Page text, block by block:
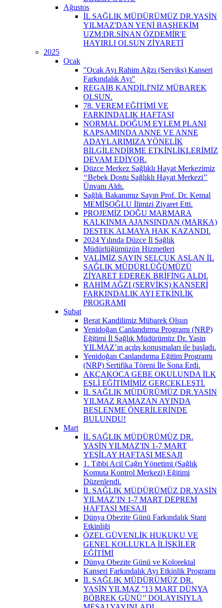
Ağustos
İL SAĞLIK MÜDÜRÜMÜZ DR.YASİN
YILMAZ'DAN YENİ BAŞHEKİM
UZM:DR.SİNAN ÖZDEMİR'E
HAYIRLI OLSUN ZİYARETİ
2025
Ocak
"Ocak Ayı Rahim Ağzı (Serviks) Kanseri
Farkındalık Ayı"
REGAİB KANDİLİ'NİZ MÜBAREK
OLSUN.
78. VEREM EĞİTİMİ VE
FARKINDALIK HAFTASI
NORMAL DOĞUM EYLEM PLANI
KAPSAMINDA ANNE VE ANNE
ADAYLARIMIZA YÖNELİK
BİLGİLENDİRME ETKİNLİKLERİMİZ
DEVAM EDİYOR.
Düzce Merkez Sağlıklı Hayat Merkezimiz
‘‘Bebek Dostu Sağlıklı Hayat Merkezi’’
Ünvanı Aldı.
Sağlık Bakanımız Sayın Prof. Dr. Kemal
MEMİŞOĞLU İlimizi Ziyaret Etti.
PROJEMİZ DOĞU MARMARA
KALKINMA AJANSINDAN (MARKA)
DESTEK ALMAYA HAK KAZANDI.
2024 Yılında Düzce İl Sağlık
Müdürlüğümüzün Hizmetleri
VALİMİZ SAYIN SELÇUK ASLAN İL
SAĞLIK MÜDÜRLÜĞÜMÜZÜ
ZİYARET EDEREK BRİFİNG ALDI.
RAHİM AĞZI (SERVİKS) KANSERİ
FARKINDALIK AYI ETKİNLİK
PROGRAMI
Şubat
Berat Kandilimiz Mübarek Olsun
Yenidoğan Canlandırma Programı (NRP)
Eğitimi İl Sağlık Müdürümüz Dr. Yasin
YILMAZ’ın açılış konuşmaları ile başladı.
Yenidoğan Canlandırma Eğitim Programı
(NRP) Sertifika Töreni İle Sona Erdi.
AKÇAKOCA GEBE OKULUNDA İLK
EŞLİ EĞİTİMİMİZ GERÇEKLEŞTİ.
İL SAĞLIK MÜDÜRÜMÜZ DR.YASİN
YILMAZ RAMAZAN AYINDA
BESLENME ÖNERİLERİNDE
BULUNDU!
Mart
İL SAĞLIK MÜDÜRÜMÜZ DR.
YASİN YILMAZ'IN 1-7 MART
YEŞİLAY HAFTASI MESAJI
1. Tıbbi Acil Çağrı Yönetimi (Sağlık
Komuta Kontrol Merkezi) Eğitimi
Düzenlendi.
İL SAĞLIK MÜDÜRÜMÜZ DR.YASİN
YILMAZ’IN 1-7 MART DEPREM
HAFTASI MESAJI
Dünya Obezite Günü Farkındalık Stant
Etkinliği
ÖZEL GÜVENLİK HUKUKU VE
GENEL KOLLUKLA İLİŞKİLER
EĞİTİMİ
Dünya Obezite Günü ve Kolorektal
Kanseri Farkındalık Ayı Etkinlik Programı
İL SAĞLIK MÜDÜRÜMÜZ DR.
YASİN YILMAZ ''13 MART DÜNYA
BÖBREK GÜNÜ’’ DOLAYISIYLA